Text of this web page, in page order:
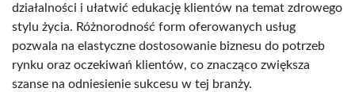
działalności i ułatwić edukację klientów na temat zdrowego
stylu życia. Różnorodność form oferowanych usług
pozwala na elastyczne dostosowanie biznesu do potrzeb
rynku oraz oczekiwań klientów, co znacząco zwiększa
szanse na odniesienie sukcesu w tej branży.